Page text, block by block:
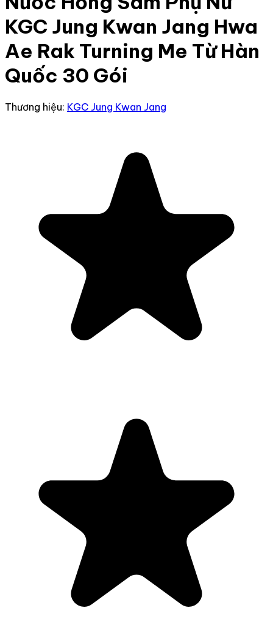
KGC Jung Kwan Jang Hwa
Ae Rak Turning Me Từ Hàn
Quốc 30 Gói
Thương hiệu: KGC Jung Kwan Jang